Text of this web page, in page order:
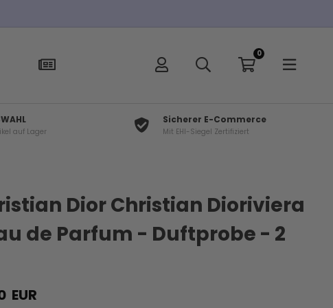
0
auf Lager
Sicherer E-Commerce
Mit EHI-Siegel Zertifiziert
Dior Christian Dioriviera
de Parfum - Duftprobe - 2
EUR